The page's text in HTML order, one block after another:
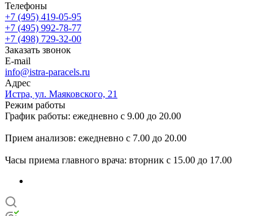
Телефоны
+7 (495) 419-05-95
+7 (495) 992-78-77
+7 (498) 729-32-00
Заказать звонок
E-mail
info@istra-paracels.ru
Адрес
Истра, ул. Маяковского, 21
Режим работы
График работы: ежедневно с 9.00 до 20.00
Прием анализов: ежедневно с 7.00 до 20.00
Часы приема главного врача: вторник с 15.00 до 17.00